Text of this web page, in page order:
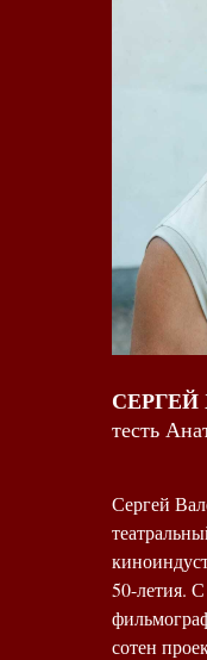
тесть
Сергей
50-летия.
сотен